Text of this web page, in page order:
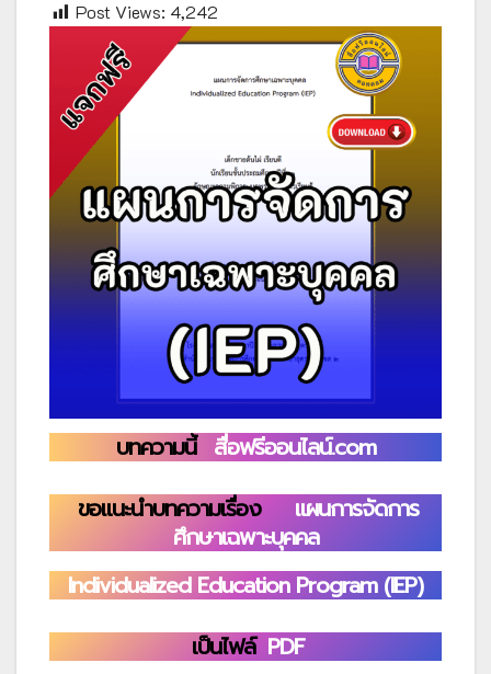
Post Views: 4,242
บทความนี้ สื่อฟรีออนไลน์.com
ขอแนะนำบทความเรื่อง
แผนการจัดการ
ศึกษาเฉพาะบุคคล
Individualized Education Program (IEP)
เป็นไฟล์ PDF